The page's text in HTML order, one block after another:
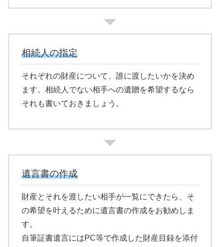
相続人の指定
それぞれの財産について、誰に渡したいかを決め
ます。相続人でない相手への遺贈を希望するなら
それも書いておきましょう。
遺言書の作成
財産とそれを渡したい相手が一覧にできたら、そ
の希望を叶えるために遺言書の作成をお勧めしま
す。
自筆証書遺言にはPC等で作成した財産目録を添付